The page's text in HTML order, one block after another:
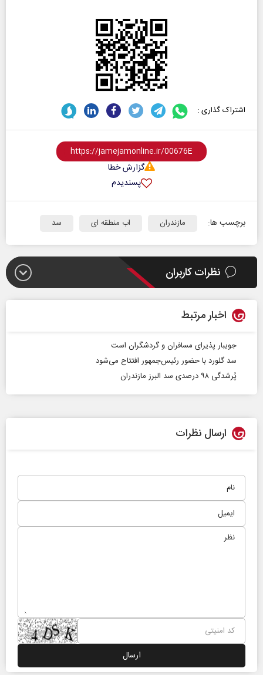
اشتراک گذاری :
گزارش خطا
پسندیدم
برچسب ها: مازندران اب منطقه ای سد
نظرات کاربران
اخبار مرتبط
جویبار پذیرای مسافران و گردشگران است
سد گلورد با حضور رئیس‌جمهور افتتاح می‌شود
پُرشدگی ۹۸ درصدی سد البرز مازندران
ارسال نظرات